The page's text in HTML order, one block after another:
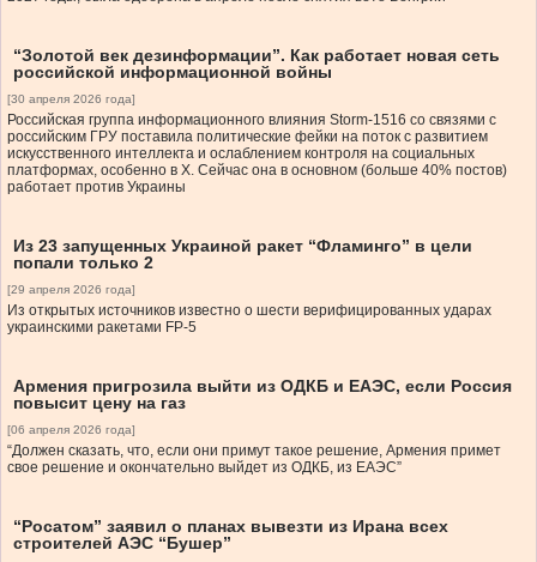
“Золотой век дезинформации”. Как работает новая сеть
российской информационной войны
[30 апреля 2026 года]
Российская группа информационного влияния Storm-1516 со связями с
российским ГРУ поставила политические фейки на поток с развитием
искусственного интеллекта и ослаблением контроля на социальных
платформах, особенно в Х. Сейчас она в основном (больше 40% постов)
работает против Украины
Из 23 запущенных Украиной ракет “Фламинго” в цели
попали только 2
[29 апреля 2026 года]
Из открытых источников известно о шести верифицированных ударах
украинскими ракетами FP-5
Армения пригрозила выйти из ОДКБ и ЕАЭС, если Россия
повысит цену на газ
[06 апреля 2026 года]
“Должен сказать, что, если они примут такое решение, Армения примет
свое решение и окончательно выйдет из ОДКБ, из ЕАЭС”
“Росатом” заявил о планах вывезти из Ирана всех
строителей АЭС “Бушер”